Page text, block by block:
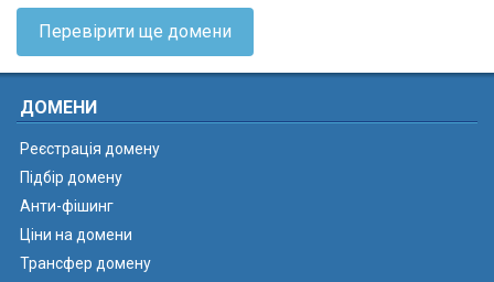
Перевірити ще домени
ДОМЕНИ
Реєстрація домену
Підбір домену
Анти-фішинг
Ціни на домени
Трансфер домену